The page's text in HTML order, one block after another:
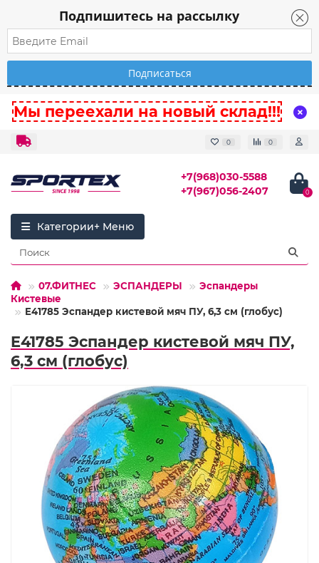
Подпишитесь на рассылку
Мы переехали на новый склад!!!
0 0
+7(968)030-5588
+7(967)056-2407
0
Категории
07.ФИТНЕС ЭСПАНДЕРЫ
Эспандеры
Кистевые
E41785 Эспандер кистевой мяч ПУ, 6,3 см (глобус)
E41785 Эспандер кистевой мяч ПУ,
6,3 см (глобус)